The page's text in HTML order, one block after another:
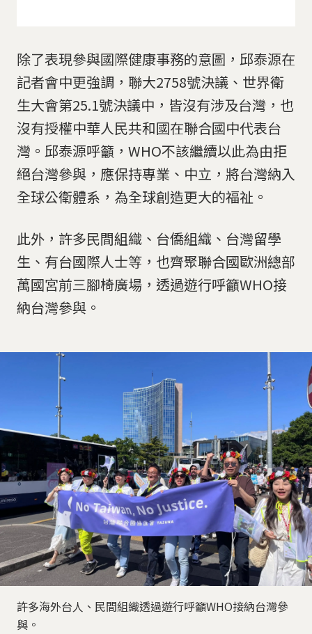
除了表現參與國際健康事務的意圖，邱泰源在
記者會中更強調，聯大2758號決議、世界衛
生大會第25.1號決議中，皆沒有涉及台灣，也
沒有授權中華人民共和國在聯合國中代表台
灣。邱泰源呼籲，WHO不該繼續以此為由拒
絕台灣參與，應保持專業、中立，將台灣納入
全球公衛體系，為全球創造更大的福祉。
此外，許多民間組織、台僑組織、台灣留學
生、有台國際人士等，也齊聚聯合國歐洲總部
萬國宮前三腳椅廣場，透過遊行呼籲WHO接
納台灣參與。
許多海外台人、民間組織透過遊行呼籲WHO接納台灣參
與。